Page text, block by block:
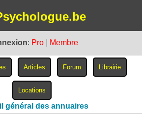
: Pro Membre
général des annuaires